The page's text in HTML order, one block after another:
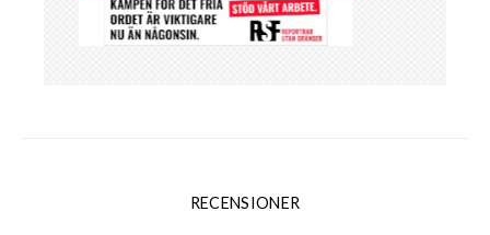
RECENSIONER